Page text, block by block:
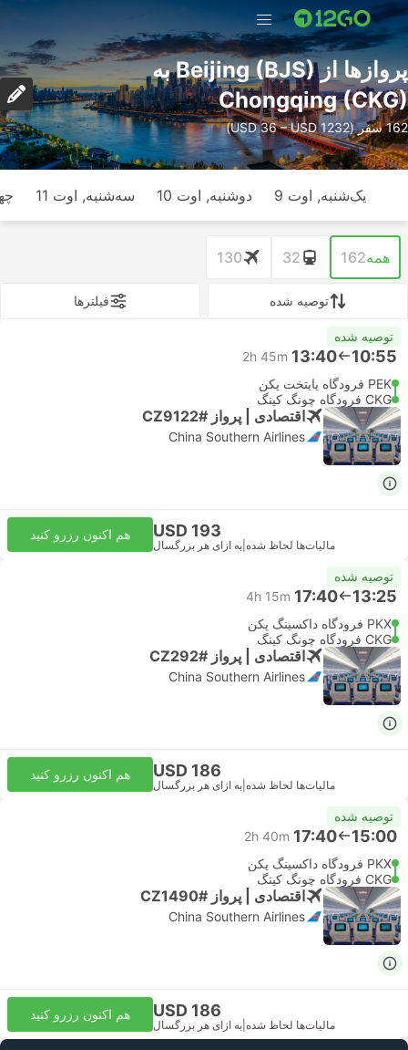
پرواز‌ها از Beijing (BJS) به
Chongqing (CKG)
162 سفر (USD 36 – USD 1232)
یک‌شنبه, اوت 9 دوشنبه, اوت 10 سه‌شنبه, اوت 11
همه162
32
130
توصیه شده فیلتر‌ها
توصیه شده
10:55
13:40
2h 45m
PEK فرودگاه پایتخت پکن
CKG فرودگاه چونگ کینگ
اقتصادی | پرواز #CZ9122
China Southern Airlines
USD 193
مالیات‌ها لحاظ شده به ازای هر بزرگسال
هم اکنون رزرو کنید
توصیه شده
13:25
17:40
4h 15m
PKX فرودگاه داکسینگ پکن
CKG فرودگاه چونگ کینگ
اقتصادی | پرواز #CZ292
China Southern Airlines
USD 186
مالیات‌ها لحاظ شده به ازای هر بزرگسال
هم اکنون رزرو کنید
توصیه شده
15:00
17:40
2h 40m
PKX فرودگاه داکسینگ پکن
CKG فرودگاه چونگ کینگ
اقتصادی | پرواز #CZ1490
China Southern Airlines
USD 186
مالیات‌ها لحاظ شده به ازای هر بزرگسال
هم اکنون رزرو کنید